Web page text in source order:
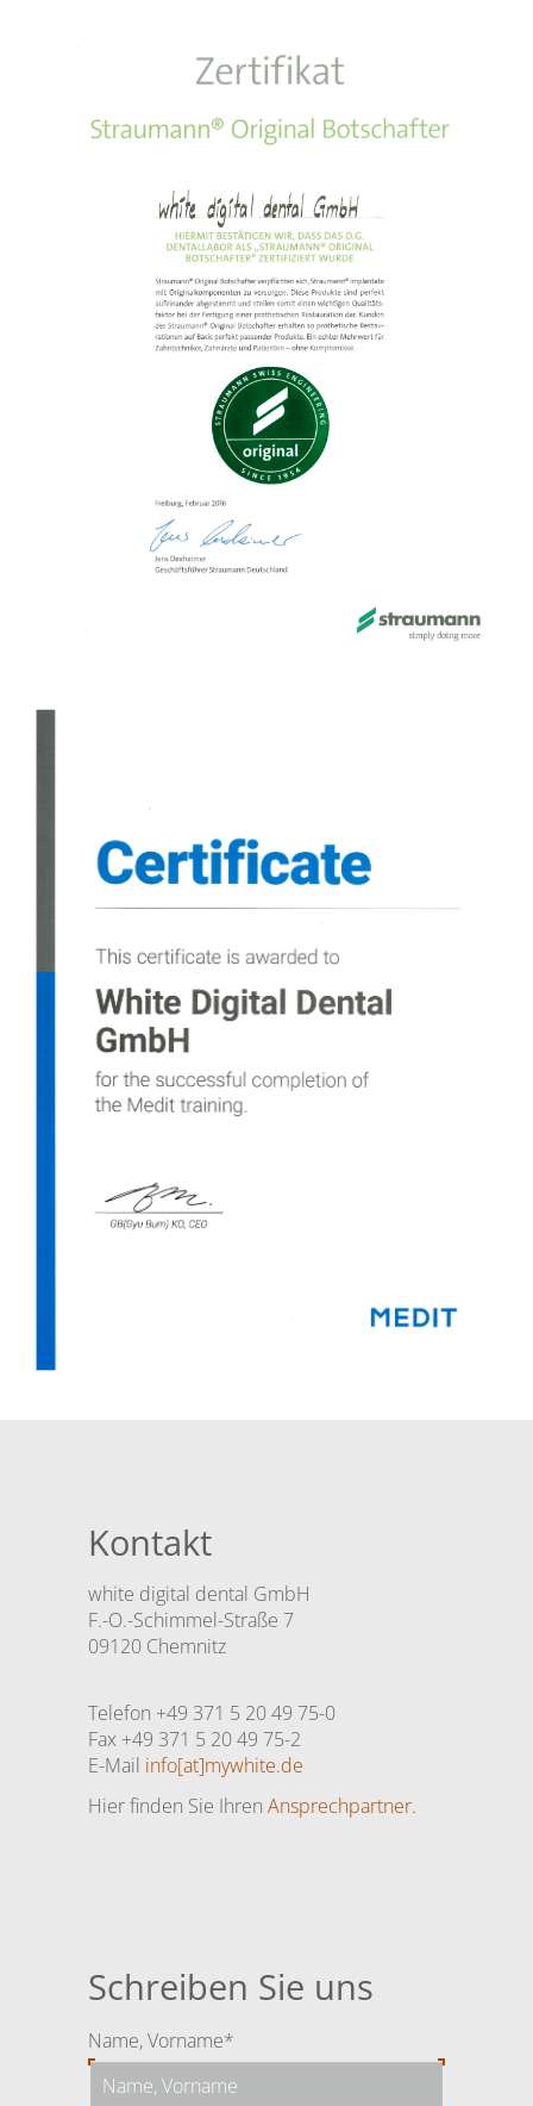
Kontakt
white digital dental GmbH
F.-O.-Schimmel-Straße 7
09120 Chemnitz
Telefon +49 371 5 20 49 75-0
Fax +49 371 5 20 49 75-2
E-Mail info[at]mywhite.de
Hier finden Sie Ihren Ansprechpartner.
Schreiben Sie uns
Pflichtfeld
Name, Vorname*